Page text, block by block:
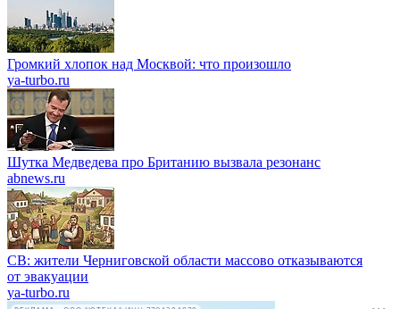
Громкий хлопок над Москвой: что произошло
ya-turbo.ru
Шутка Медведева про Британию вызвала резонанс
abnews.ru
СВ: жители Черниговской области массово отказываются
от эвакуации
ya-turbo.ru